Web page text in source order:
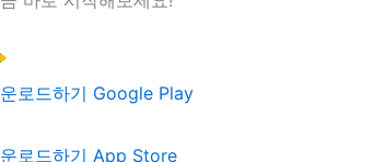
로드하기 Google Play
로드하기 App Store